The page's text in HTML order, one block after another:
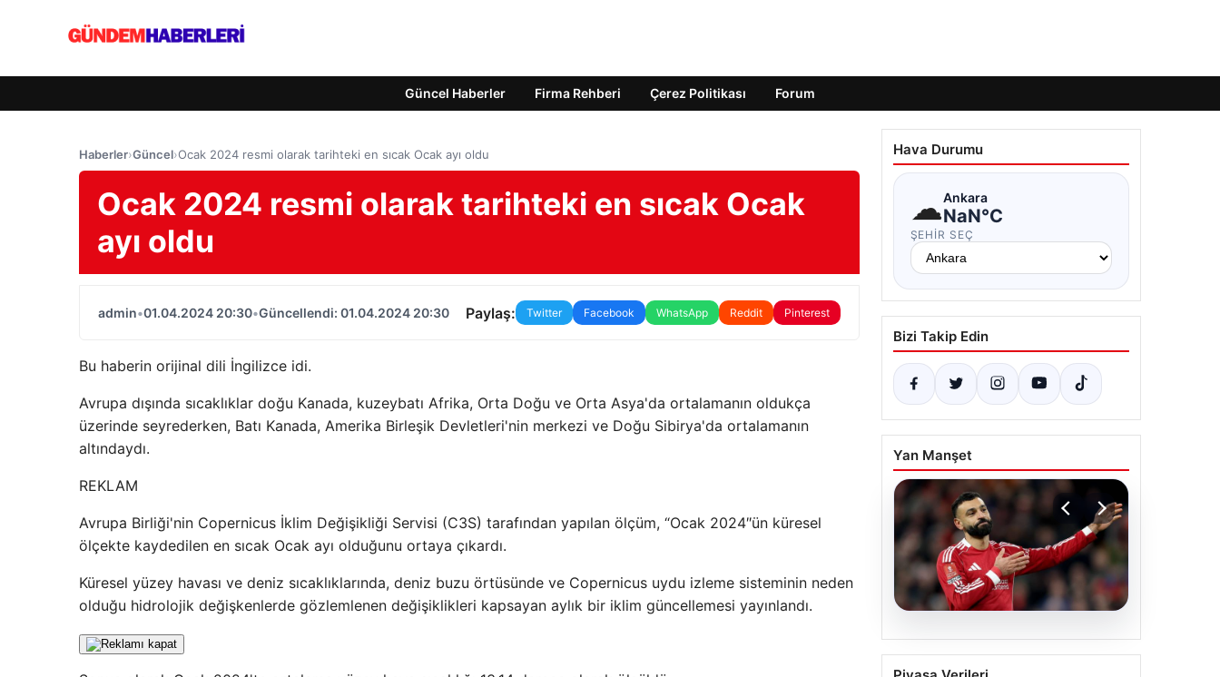
Güncel Haberler Firma Rehberi Çerez Politikası Forum
Haberler›Güncel›Ocak 2024 resmi olarak tarihteki en sıcak Ocak ayı oldu
Ocak 2024 resmi olarak tarihteki en sıcak Ocak
ayı oldu
admin•01.04.2024 20:30•Güncellendi: 01.04.2024 20:30 Paylaş: Twitter Facebook WhatsApp Reddit Pinterest
Bu haberin orijinal dili İngilizce idi.
Avrupa dışında sıcaklıklar doğu Kanada, kuzeybatı Afrika, Orta Doğu ve Orta Asya'da ortalamanın oldukça
üzerinde seyrederken, Batı Kanada, Amerika Birleşik Devletleri'nin merkezi ve Doğu Sibirya'da ortalamanın
altındaydı.
REKLAM
Avrupa Birliği'nin Copernicus İklim Değişikliği Servisi (C3S) tarafından yapılan ölçüm, “Ocak 2024″ün küresel
ölçekte kaydedilen en sıcak Ocak ayı olduğunu ortaya çıkardı.
Küresel yüzey havası ve deniz sıcaklıklarında, deniz buzu örtüsünde ve Copernicus uydu izleme sisteminin neden
olduğu hidrolojik değişkenlerde gözlemlenen değişiklikleri kapsayan aylık bir iklim güncellemesi yayınlandı.
Hava Durumu
☁Ankara
NaN°C
ŞEHIR SEÇ
Bizi Takip Edin
Yan Manşet
05.08.2026
Beşiktaş’tan Mohamed